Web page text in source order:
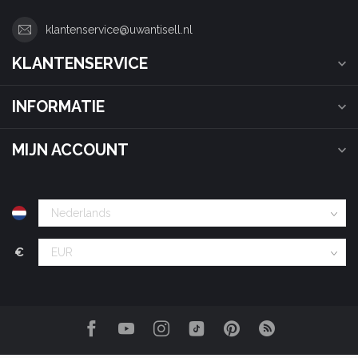
klantenservice@uwantisell.nl
KLANTENSERVICE
INFORMATIE
MIJN ACCOUNT
€